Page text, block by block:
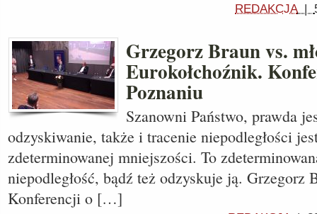
REDAKCJA|
Grzegorz Braun vs.
Eurokołchoźnik.
Poznaniu
Szanowni Państwo, prawda
odzyskiwanie, także i tracenie niepodległości
zdeterminowanej mniejszości. To
niepodległość, bądź też odzyskuje ją. Grzegorz
Konferencji o […]